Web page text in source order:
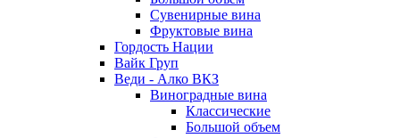
Сувенирные вина
Фруктовые вина
Гордость Нации
Вайк Груп
Веди - Алко ВКЗ
Виноградные вина
Классические
Большой объем